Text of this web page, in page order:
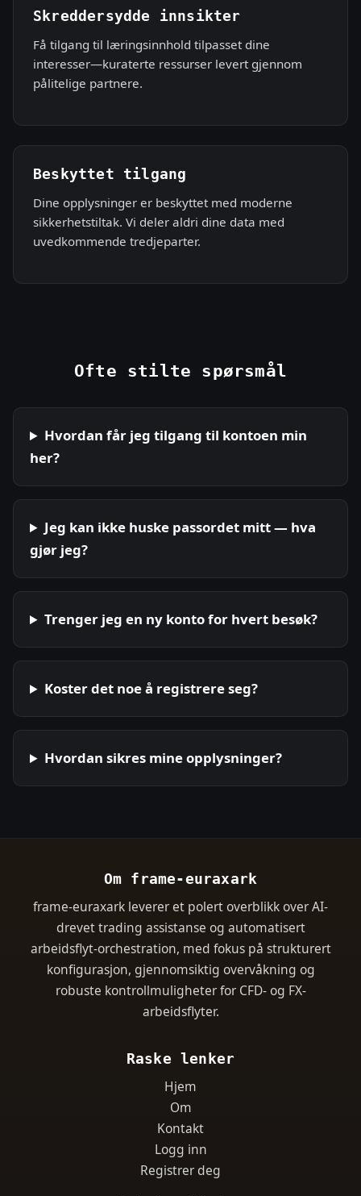
Skreddersydde innsikter
Få tilgang til læringsinnhold tilpasset dine
interesser—kuraterte ressurser levert gjennom
pålitelige partnere.
Beskyttet tilgang
Dine opplysninger er beskyttet med moderne
sikkerhetstiltak. Vi deler aldri dine data med
uvedkommende tredjeparter.
Ofte stilte spørsmål
Hvordan får jeg tilgang til kontoen min
her?
Jeg kan ikke huske passordet mitt — hva
gjør jeg?
Trenger jeg en ny konto for hvert besøk?
Koster det noe å registrere seg?
Hvordan sikres mine opplysninger?
Om frame-euraxark
frame-euraxark leverer et polert overblikk over AI-
drevet trading assistanse og automatisert
arbeidsflyt-orchestration, med fokus på strukturert
konfigurasjon, gjennomsiktig overvåkning og
robuste kontrollmuligheter for CFD- og FX-
arbeidsflyter.
Raske lenker
Hjem
Om
Kontakt
Logg inn
Registrer deg